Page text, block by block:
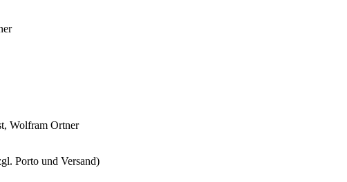
Wolfram Ortner
Porto und Versand)